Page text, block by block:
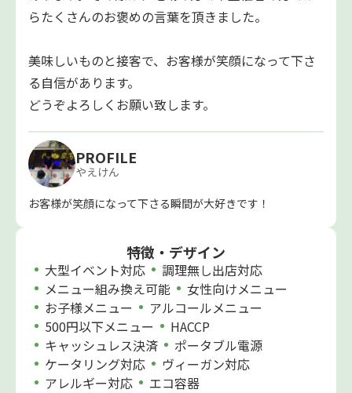
らたくさんのお褒めの言葉を頂きました。
美味しいものと接客で、お客様が笑顔になって下さ
る自信があります。
どうぞよろしくお願い致します。
PROFILE
やえけん
お客様が笑顔になって下さる瞬間が大好きです！
特徴・デザイン
大型イベント対応
調理無し出店対応
メニュー組み換え可能
女性向けメニュー
お子様メニュー
アルコールメニュー
500円以下メニュー
HACCP
キャッシュレス決済
ポータブル電源
ケータリング対応
ヴィーガン対応
アレルギー対応
エコ容器